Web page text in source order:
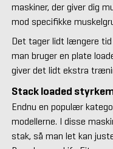
maskiner, der giver dig
mod specifikke
Det tager lidt længere tid
man bruger en plate
giver det lidt ekstra
Stack loaded
Endnu en populær
modellerne. I disse
stak, så man let kan